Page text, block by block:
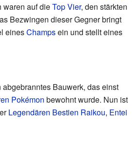
waren auf dieTop Vier, den stärkten
Bezwingen dieser Gegner bringt
einesChampsein und stellt eines
abgebranntes Bauwerk, das einst
Pokémon bewohnt wurde. Nun ist
Legendären Bestien Raikou, Entei